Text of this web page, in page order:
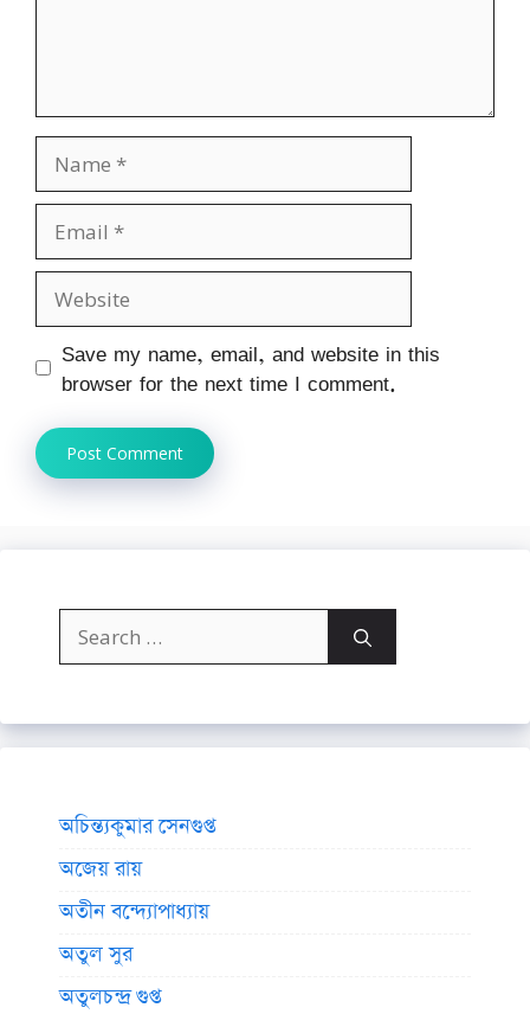
Name
Email
Website
Save my name, email, and website in this
browser for the next time I comment.
Search
for:
অচিন্ত্যকুমার সেনগুপ্ত
অজেয় রায়
অতীন বন্দ্যোপাধ্যায়
অতুল সুর
অতুলচন্দ্র গুপ্ত